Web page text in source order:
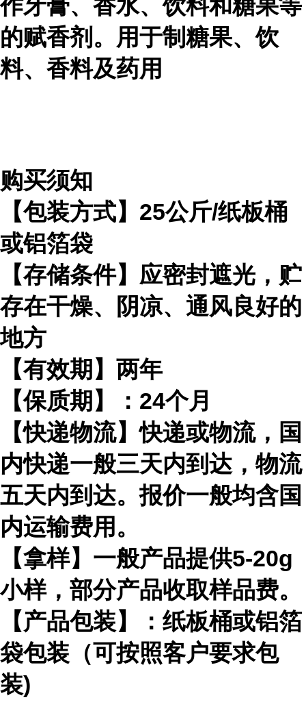
作牙膏、香水、饮料和糖果等
的赋香剂。用于制糖果、饮
料、香料及药用
购买须知
【包装方式】25公斤/纸板桶
或铝箔袋
【存储条件】应密封遮光，贮
存在干燥、阴凉、通风良好的
地方
【有效期】两年
【保质期】：24个月
【快递物流】快递或物流，国
内快递一般三天内到达，物流
五天内到达。报价一般均含国
内运输费用。
【拿样】一般产品提供5-20g
小样，部分产品收取样品费。
【产品包装】：纸板桶或铝箔
袋包装（可按照客户要求包
装)